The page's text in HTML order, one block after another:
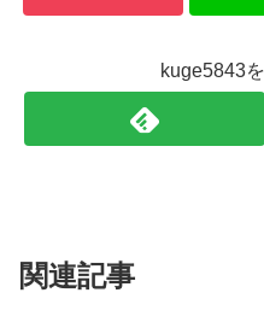
kuge5843
関連記事